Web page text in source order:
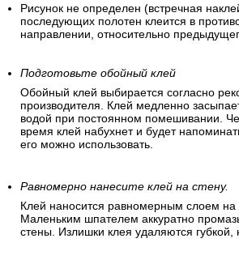
Рисунок не определен (встречная
последующих полотен клеится в
направлении, относительно
Подготовьте обойный клей
Обойный клей выбирается согласно
производителя. Клей медленно
водой при постоянном помешивании.
время клей набухнет и будет
его можно использовать.
Равномерно нанесите клей на стену.
Клей наносится равномерным слоем на
Маленьким шпателем аккуратно
стены. Излишки клея удаляются